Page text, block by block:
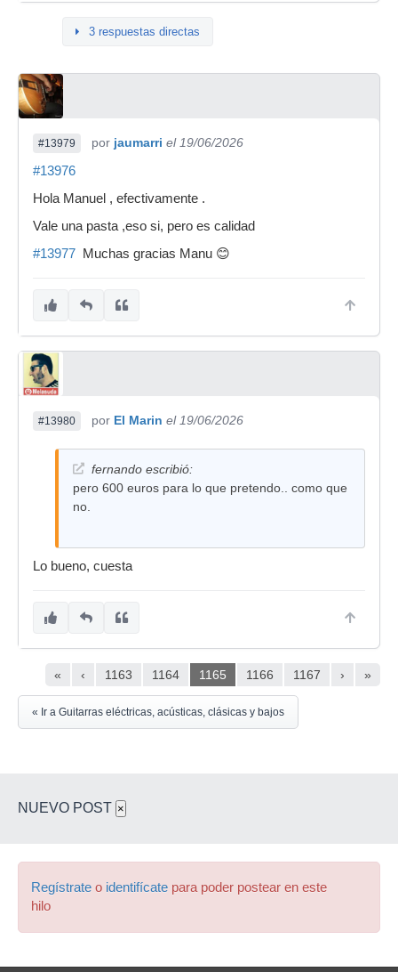
3 respuestas directas
#13979 por jaumarri el 19/06/2026
#13976
Hola Manuel , efectivamente .
Vale una pasta ,eso si, pero es calidad
#13977 Muchas gracias Manu 😊
#13980 por El Marin el 19/06/2026
fernando escribió:
pero 600 euros para lo que pretendo.. como que
no.
Lo bueno, cuesta
« ‹ 1163 1164 1165 1166 1167 › »
« Ir a Guitarras eléctricas, acústicas, clásicas y bajos
NUEVO POST ×
Regístrate o identifícate para poder postear en este
hilo